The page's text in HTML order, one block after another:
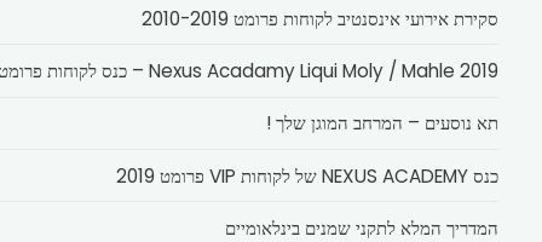
סקירת אירועי אינסנטיב לקוחות פרומט 2010-2019
Nexus Acadamy Liqui Moly / Mahle 2019 – כנס לקוחות פרומט
תא נוסעים – המרחב המוגן שלך !
כנס NEXUS ACADEMY של לקוחות VIP פרומט 2019
המדריך המלא לתקני שמנים בינלאומיים